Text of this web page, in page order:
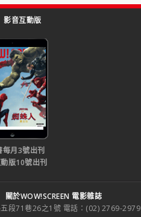
影音互動版
每月3號出刊
版10號出刊
關於WOW!SCREEN 電影雜誌
段71巷26之1號 電話：(02) 2769-2979